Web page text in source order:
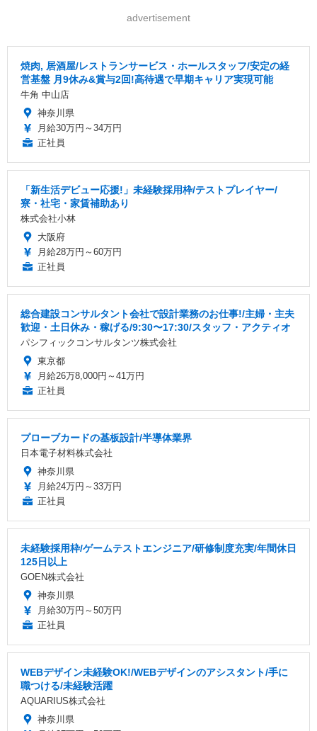
advertisement
焼肉, 居酒屋/レストランサービス・ホールスタッフ/安定の経
営基盤 月9休み&賞与2回!高待遇で早期キャリア実現可能
牛角 中山店
神奈川県
月給30万円～34万円
正社員
「新生活デビュー応援!」未経験採用枠/テストプレイヤー/
寮・社宅・家賃補助あり
株式会社小林
大阪府
月給28万円～60万円
正社員
総合建設コンサルタント会社で設計業務のお仕事!/主婦・主夫
歓迎・土日休み・稼げる/9:30〜17:30/スタッフ・アクティオ
パシフィックコンサルタンツ株式会社
東京都
月給26万8,000円～41万円
正社員
プローブカードの基板設計/半導体業界
日本電子材料株式会社
神奈川県
月給24万円～33万円
正社員
未経験採用枠/ゲームテストエンジニア/研修制度充実/年間休日
125日以上
GOEN株式会社
神奈川県
月給30万円～50万円
正社員
WEBデザイン未経験OK!/WEBデザインのアシスタント/手に
職つける/未経験活躍
AQUARIUS株式会社
神奈川県